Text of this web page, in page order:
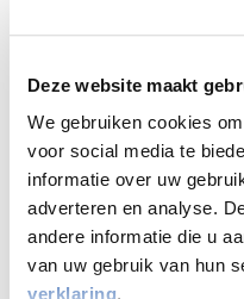
Deze website maakt
We gebruiken cookies
voor social media te
informatie over uw
adverteren en analyse.
andere informatie die u
van uw gebruik van hun
verklaring.
gaan universiteitje spelen!
kan het hoger onderwijs
steeds op het belang voor
leren